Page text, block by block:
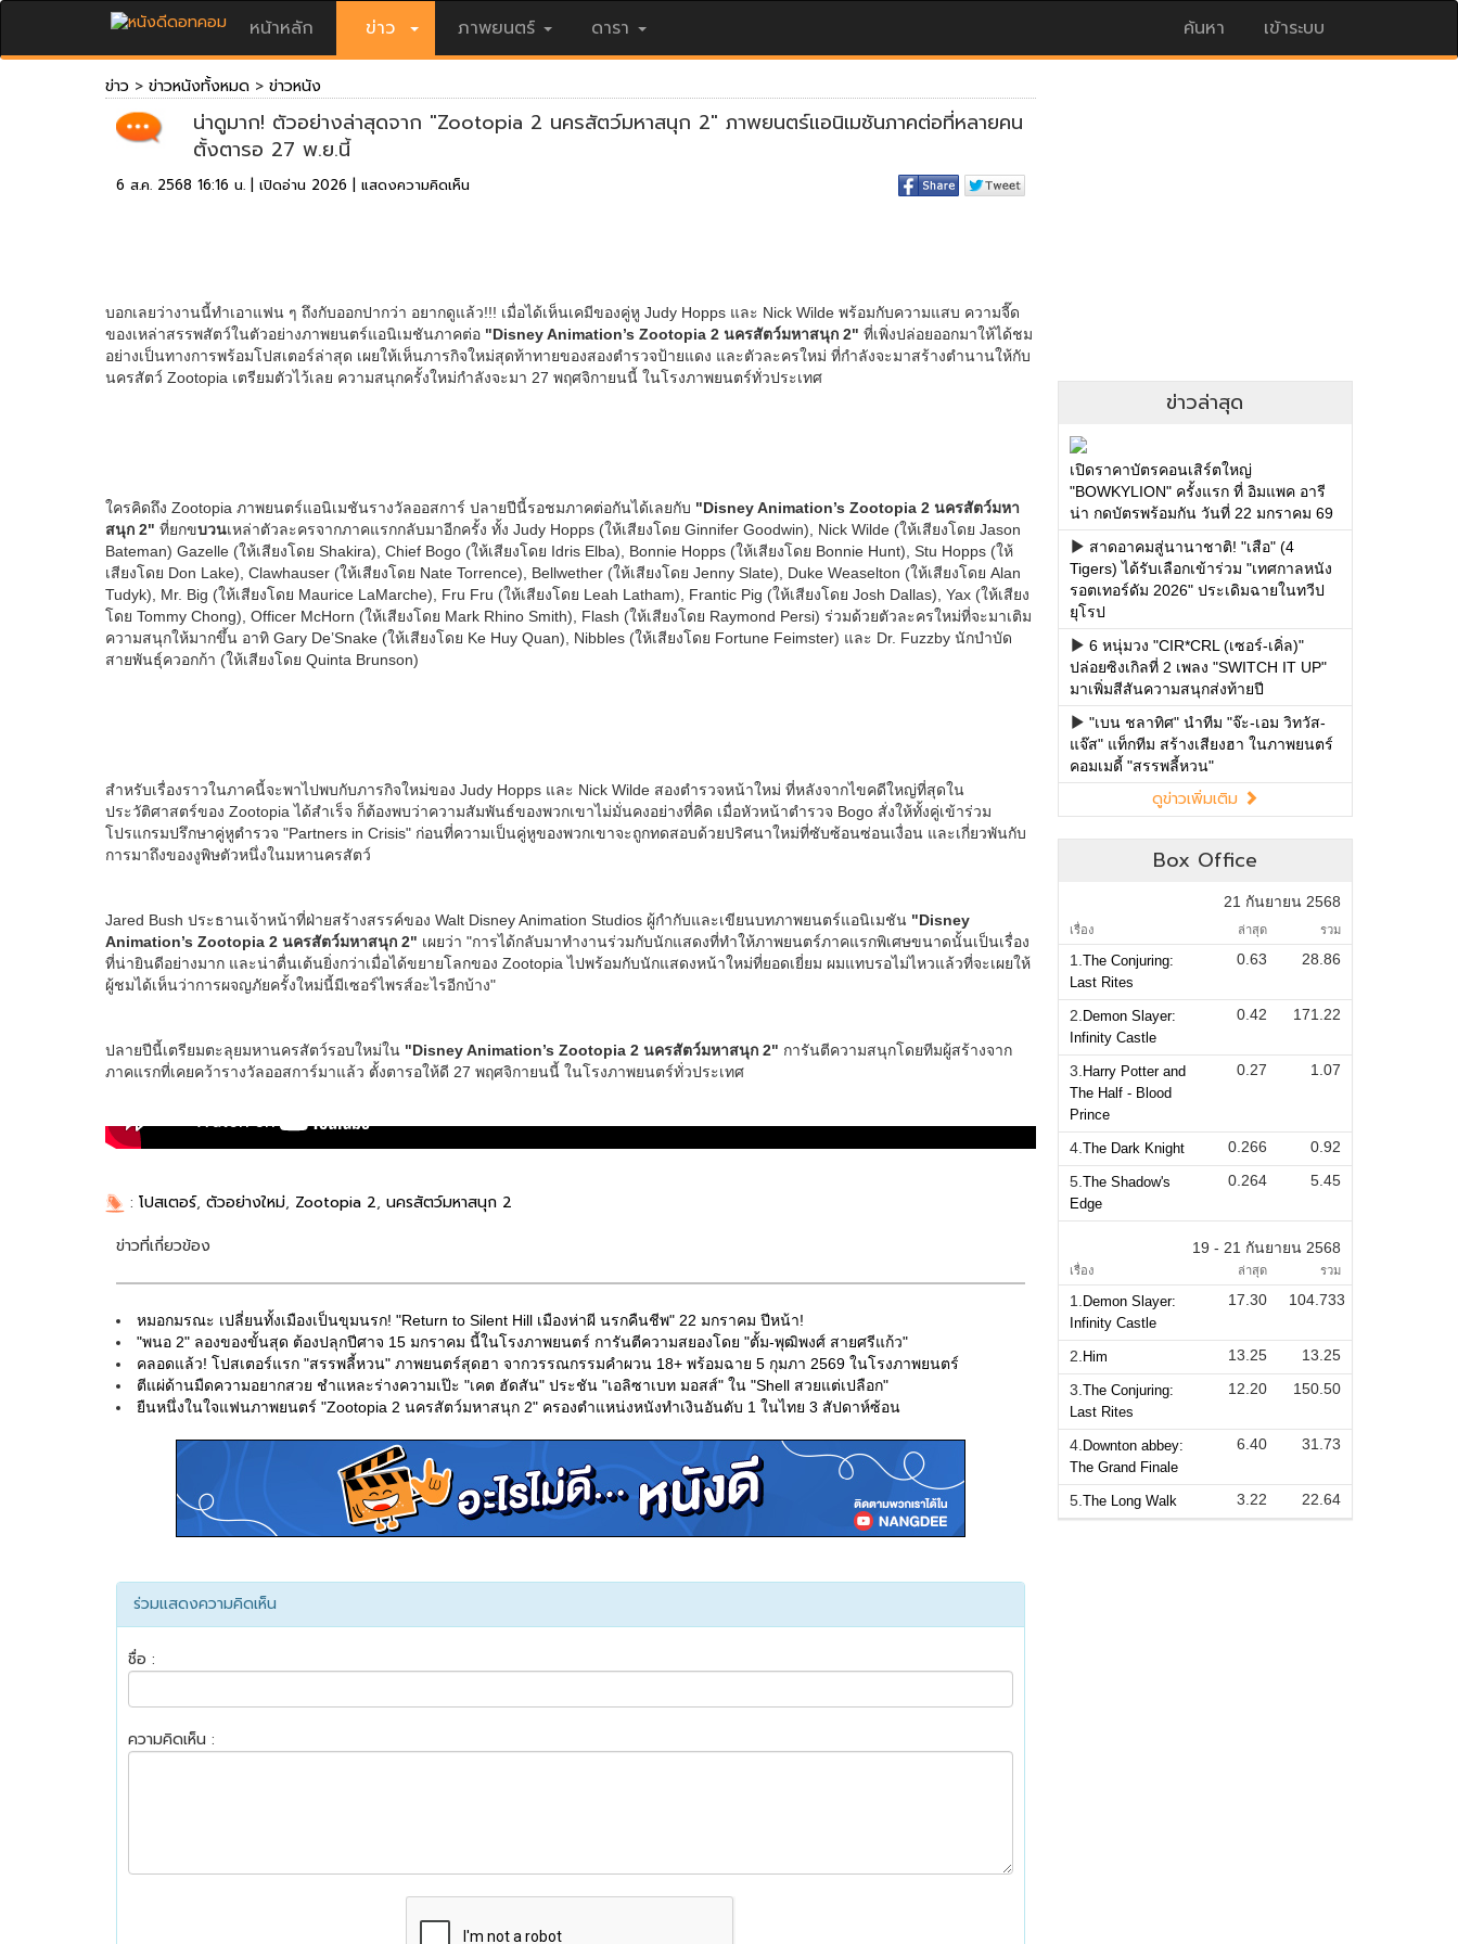
หน้าหลัก ข่าว ภาพยนตร์ ดารา ค้นหา เข้าระบบ
ข่าวล่าสุด
เปิดราคาบัตรคอนเสิร์ตใหญ่
"BOWKYLION" ครั้งแรก ที่ อิมแพค อารี
น่า กดบัตรพร้อมกัน วันที่ 22 มกราคม 69
สาดอาคมสู่นานาชาติ! "เสือ" (4
Tigers) ได้รับเลือกเข้าร่วม "เทศกาลหนัง
รอตเทอร์ดัม 2026" ประเดิมฉายในทวีป
ยุโรป
6 หนุ่มวง "CIR*CRL (เซอร์-เคิ่ล)"
ปล่อยซิงเกิลที่ 2 เพลง "SWITCH IT UP"
มาเพิ่มสีสันความสนุกส่งท้ายปี
"เบน ชลาทิศ" นำทีม "จ๊ะ-เอม วิทวัส-
แจ๊ส" แท็กทีม สร้างเสียงฮา ในภาพยนตร์
คอมเมดี้ "สรรพลี้หวน"
ดูข่าวเพิ่มเติม
Box Office
21 กันยายน 2568
เรื่อง ล่าสุด รวม
1. The Conjuring:
Last Rites
0.63 28.86
2. Demon Slayer:
Infinity Castle
0.42 171.22
3. Harry Potter and
The Half - Blood
Prince
0.27 1.07
4. The Dark Knight 0.266
0.92
5. The Shadow's
Edge
0.264 5.45
19 - 21 กันยายน 2568
เรื่อง ล่าสุด รวม
1. Demon Slayer:
Infinity Castle
17.30 104.733
2. Him 13.25
13.25
3. The Conjuring:
Last Rites
12.20 150.50
4. Downton abbey:
The Grand Finale
6.40 31.73
5. The Long Walk 3.22 22.64